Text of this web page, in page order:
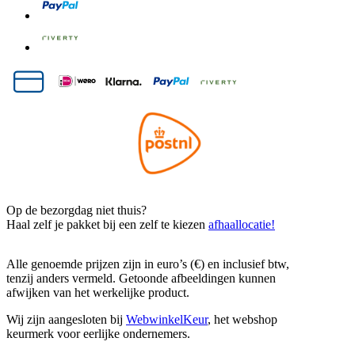
Op de bezorgdag niet thuis?
Haal zelf je pakket bij een zelf te kiezen afhaallocatie!
Alle genoemde prijzen zijn in euro’s (€) en inclusief btw,
tenzij anders vermeld. Getoonde afbeeldingen kunnen
afwijken van het werkelijke product.
Wij zijn aangesloten bij WebwinkelKeur, het webshop
keurmerk voor eerlijke ondernemers.